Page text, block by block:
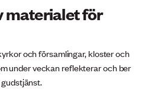
materialet för
och församlingar, kloster och
under veckan reflekterar och ber